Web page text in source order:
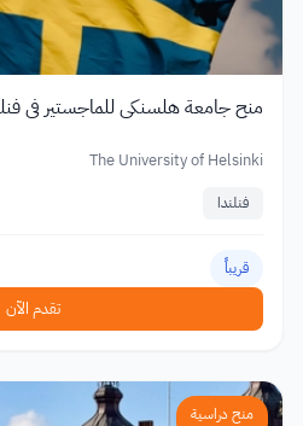
منح جامعة هلسنكي للماجستير في
The University of Helsinki
فنلندا
قريباً
تقدم الآن
منح دراسية